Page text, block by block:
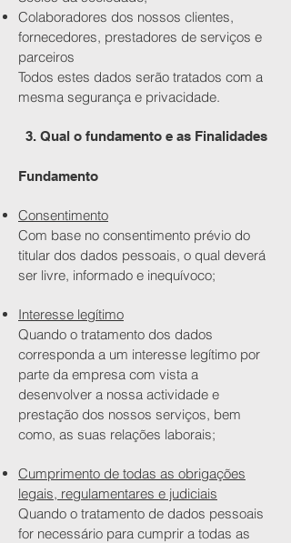
Colaboradores dos nossos clientes,
fornecedores, prestadores de serviços e
parceiros
Todos estes dados serão tratados com a
mesma segurança e privacidade.
3. Qual o fundamento e as Finalidades
Fundamento
Consentimento
Com base no consentimento prévio do
titular dos dados pessoais, o qual deverá
ser livre, informado e inequívoco;
Interesse legítimo
Quando o tratamento dos dados
corresponda a um interesse legítimo por
parte da empresa com vista a
desenvolver a nossa actividade e
prestação dos nossos serviços, bem
como, as suas relações laborais;
Cumprimento de todas as obrigações
legais, regulamentares e judiciais
Quando o tratamento de dados pessoais
for necessário para cumprir a todas as